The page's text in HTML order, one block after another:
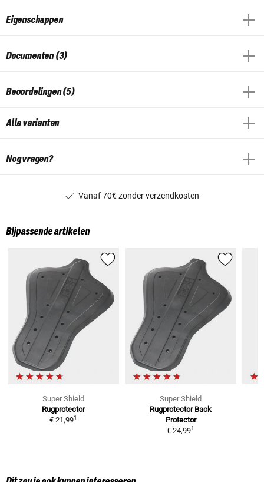
Eigenschappen
Documenten (3)
Beoordelingen (5)
Alle varianten
Nog vragen?
Vanaf 70€ zonder verzendkosten
Bijpassende artikelen
Super Shield
Rugprotector
€ 21,991
Super Shield
Rugprotector Back
Protector
€ 24,991